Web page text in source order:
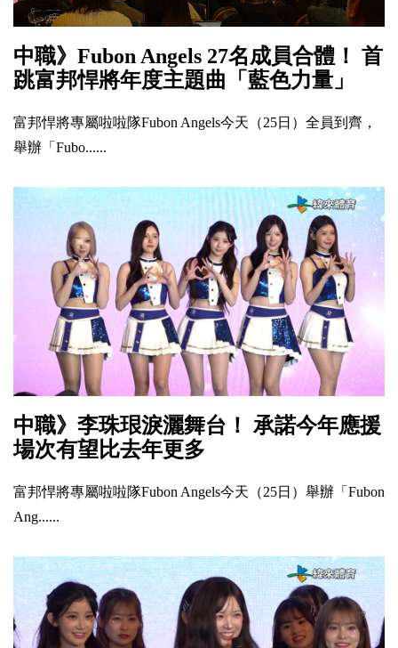
中職》Fubon Angels 27名成員合體！ 首
跳富邦悍將年度主題曲「藍色力量」
富邦悍將專屬啦啦隊Fubon Angels今天（25日）全員到齊，
舉辦「Fubo......
中職》李珠珢淚灑舞台！ 承諾今年應援
場次有望比去年更多
富邦悍將專屬啦啦隊Fubon Angels今天（25日）舉辦「Fubon
Ang......